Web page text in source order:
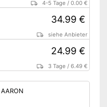
4-5 Tage /0.00 €
34.99 €
siehe Anbieter
24.99 €
3 Tage /6.49 €
AARON